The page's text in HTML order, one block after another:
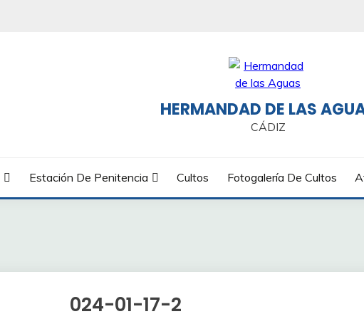
HERMANDAD DE LAS
CÁDIZ
Estación De Penitencia Cultos Fotogalería De Cultos
024-01-17-2